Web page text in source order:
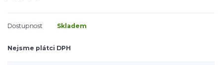
Dostupnost Skladem
Nejsme plátci DPH